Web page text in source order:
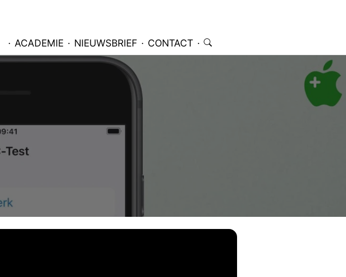
· ACADEMIE · NIEUWSBRIEF · CONTACT ·